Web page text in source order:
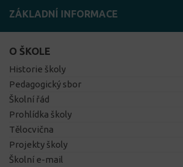
ZÁKLADNÍ INFORMACE
O ŠKOLE
Historie školy
Pedagogický sbor
Školní řád
Prohlídka školy
Tělocvična
Projekty školy
Školní e-mail